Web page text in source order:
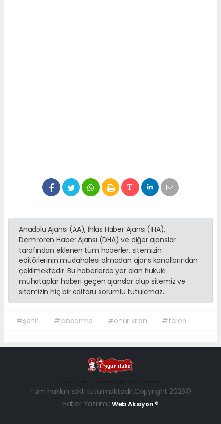
Anadolu Ajansı (AA), İhlas Haber Ajansı (İHA),
Demirören Haber Ajansı (DHA) ve diğer ajanslar
tarafından eklenen tüm haberler, sitemizin
editörlerinin müdahalesi olmadan ajans kanallarından
çekilmektedir. Bu haberlerde yer alan hukuki
muhataplar haberi geçen ajanslar olup sitemiz ve
sitemizin hiç bir editörü sorumlu tutulamaz...
#şehit #jandarma #onur kıran #tören
Tüm hakları saklı tutulmaktadır.Copyright 2026©
Haber Yazılımı: Web Aksiyon ®